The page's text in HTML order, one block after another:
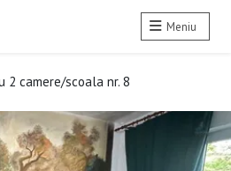
Meniu
2 camere/scoala nr. 8